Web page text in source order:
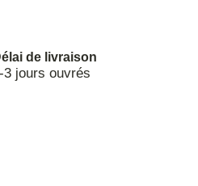
de livraison
3 jours ouvrés